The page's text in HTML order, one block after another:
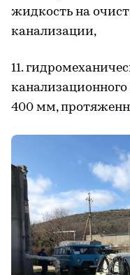
жидкость на
канализации,
11.
400 мм,